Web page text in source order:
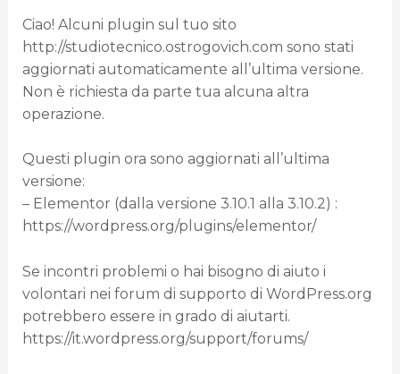
Ciao! Alcuni plugin sul tuo sito
http://studiotecnico.ostrogovich.com sono stati
aggiornati automaticamente all’ultima versione.
Non è richiesta da parte tua alcuna altra
operazione.
Questi plugin ora sono aggiornati all’ultima
versione:
– Elementor (dalla versione 3.10.1 alla 3.10.2) :
https://wordpress.org/plugins/elementor/
Se incontri problemi o hai bisogno di aiuto i
volontari nei forum di supporto di WordPress.org
potrebbero essere in grado di aiutarti.
https://it.wordpress.org/support/forums/